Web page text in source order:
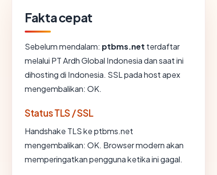
Fakta cepat
Sebelum mendalam: ptbms.net terdaftar
melalui PT Ardh Global Indonesia dan saat ini
dihosting di Indonesia. SSL pada host apex
mengembalikan: OK.
Status TLS / SSL
Handshake TLS ke ptbms.net
mengembalikan: OK. Browser modern akan
memperingatkan pengguna ketika ini gagal.